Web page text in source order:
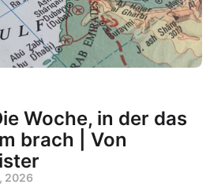
Woche, in der das
brach | Von
2026